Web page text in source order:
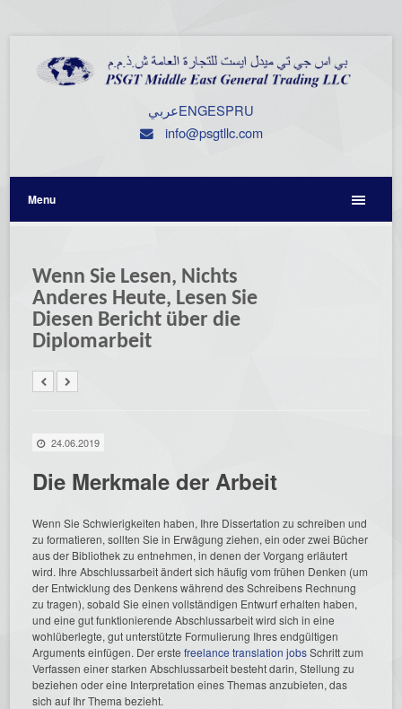
عربيENGESPRU
info@psgtllc.com
Menu
Wenn Sie Lesen, Nichts
Anderes Heute, Lesen Sie
Diesen Bericht über die
Diplomarbeit
24.06.2019
Die Merkmale der Arbeit
Wenn Sie Schwierigkeiten haben, Ihre Dissertation zu schreiben und
zu formatieren, sollten Sie in Erwägung ziehen, ein oder zwei Bücher
aus der Bibliothek zu entnehmen, in denen der Vorgang erläutert
wird. Ihre Abschlussarbeit ändert sich häufig vom frühen Denken (um
der Entwicklung des Denkens während des Schreibens Rechnung
zu tragen), sobald Sie einen vollständigen Entwurf erhalten haben,
und eine gut funktionierende Abschlussarbeit wird sich in eine
wohlüberlegte, gut unterstützte Formulierung Ihres endgültigen
Arguments einfügen. Der erstefreelance translation jobsSchritt zum
Verfassen einer starken Abschlussarbeit besteht darin, Stellung zu
beziehen oder eine Interpretation eines Themas anzubieten, das
sich auf Ihr Thema bezieht.